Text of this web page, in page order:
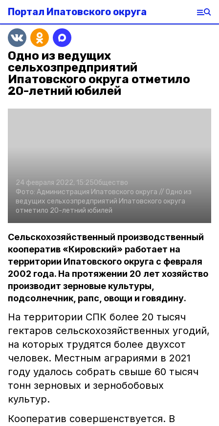
Портал Ипатовского округа
Одно из ведущих
сельхозпредприятий
Ипатовского округа отметило
20-летний юбилей
24 февраля 2022, 15:25Общество
Фото: Администрация Ипатовского округа // Одно из
ведущих сельхозпредприятий Ипатовского округа
отметило 20-летний юбилей
Сельскохозяйственный производственный
кооператив «Кировский» работает на
территории Ипатовского округа с февраля
2002 года. На протяжении 20 лет хозяйство
производит зерновые культуры,
подсолнечник, рапс, овощи и говядину.
На территории СПК более 20 тысяч
гектаров сельскохозяйственных угодий,
на которых трудятся более двухсот
человек. Местным аграриями в 2021
году удалось собрать свыше 60 тысяч
тонн зерновых и зернобобовых
культур.
Кооператив совершенствуется. В